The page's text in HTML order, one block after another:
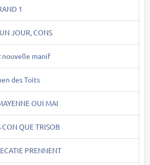
1
JOUR, CONS
nouvelle manif
des Toits
OUI MAI
CON QUE TRISOB
PRENNENT